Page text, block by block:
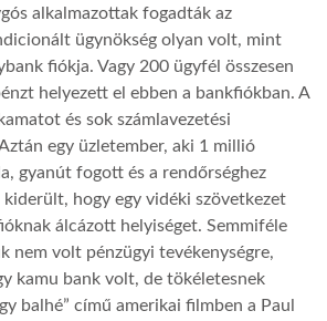
alkalmazottak fogadták az
ügynökség olyan volt, mint
fiókja. Vagy 200 ügyfél összesen
helyezett el ebben a bankfiókban. A
és sok számlavezetési
egy üzletember, aki 1 millió
gyanút fogott és a rendőrséghez
hogy egy vidéki szövetkezet
álcázott helyiséget. Semmiféle
nem volt pénzügyi tevékenységre,
kamu bank volt, de tökéletesnek
balhé” című amerikai filmben a Paul